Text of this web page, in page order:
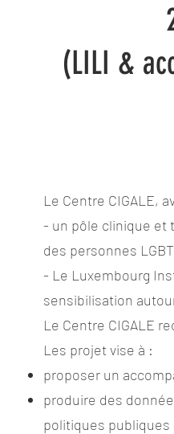
(LILI &
Le Centre CIGALE,
- un pôle clinique et
des personnes
- Le Luxembourg
sensibilisation
Le Centre CIGALE
Les projet vise à :
proposer un
produire des
politiques